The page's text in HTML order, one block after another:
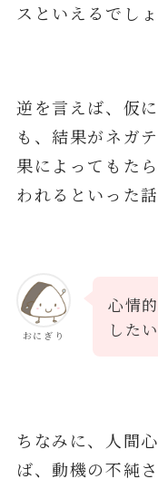
スといえるでしょ
逆を言えば、仮
も、結果がネガ
果によってもた
われるといった
おにぎり
心情
した
ちなみに、人間
ば、動機の不純